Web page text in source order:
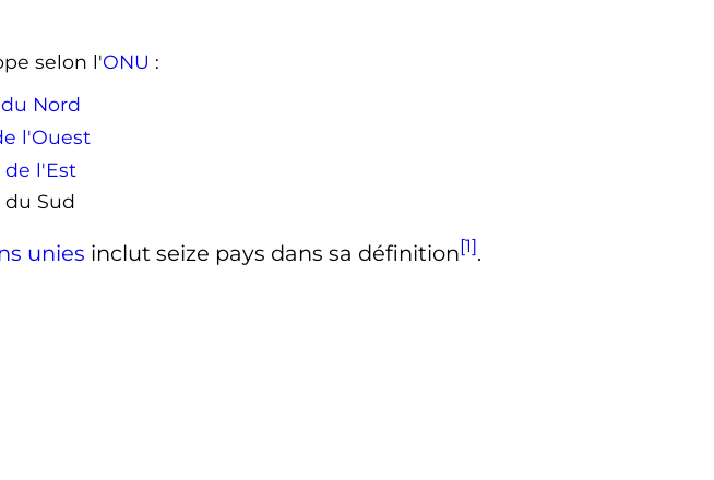
selon l'ONU :
Nord
l'Ouest
de l'Est
du Sud
unies inclut seize pays dans sa définition[1].